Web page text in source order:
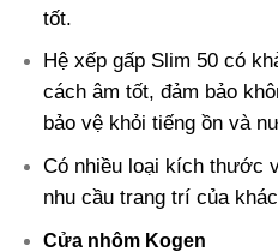
tốt.
Hệ xếp gấp Slim 50 có
cách âm tốt, đảm bảo
bảo vệ khỏi tiếng ồn và
Có nhiều loại kích thước
nhu cầu trang trí của
Cửa nhôm Kogen